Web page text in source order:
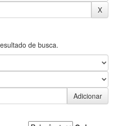
de busca.